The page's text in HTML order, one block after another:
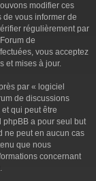
modifier ces
de vous informer de
régulièrement par
de
vous acceptez
et mises à jour.
par « logiciel
de discussions
et qui peut être
a pour seul but
ne peut en aucun cas
que nous
concernant